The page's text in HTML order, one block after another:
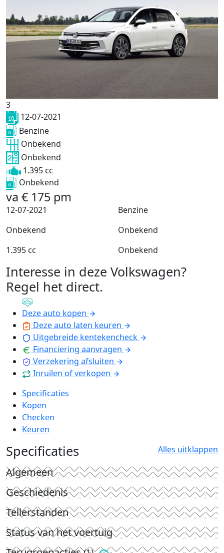
3
12-07-2021
Benzine
Onbekend
Onbekend
1.395 cc
Onbekend
va € 175 pm
12-07-2021
Benzine
Onbekend
Onbekend
1.395 cc
Onbekend
Interesse in deze Volkswagen?
Regel het direct.
Deze auto kopen
Deze auto laten keuren
Uitgebreide kentekencheck
Financiering aanvragen
Verzekering afsluiten
Inruilen of verkopen
Specificaties
Kopen
Checken
Keuren
Specificaties Alles uitklappen
Algemeen
Geschiedenis
Tellerstanden
Status van het voertuig